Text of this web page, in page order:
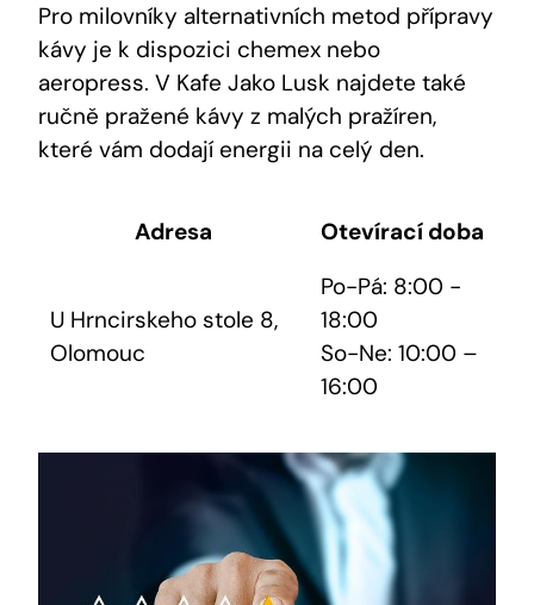
Pro milovníky​ alternativních metod přípravy
kávy je k dispozici chemex nebo
aeropress. V Kafe Jako Lusk najdete také
ručně pražené kávy z malých pražíren,
které vám dodají energii na celý den.
Adresa Otevírací ⁣doba
U⁤ Hrncirskeho ⁢stole ‌8,
Olomouc
Po-Pá: 8:00 ‌-
18:00
So-Ne: 10:00 –
16:00